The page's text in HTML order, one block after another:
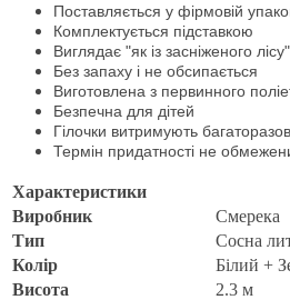
Поставляється у фірмовій
Комплектується підставкою
Виглядає "як із засніженого лісу"
Без запаху і не обсипається
Виготовлена ​​з первинного
Безпечна для дітей
Гілочки витримують
Термін придатності не
Характеристики
Виробник
Смерека
Тип
Сосна
Колір
Білий +
Висота
2.3 м